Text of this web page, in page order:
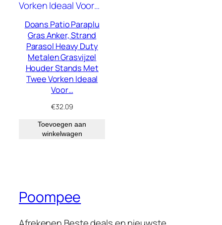
Doans Patio Paraplu
Gras Anker, Strand
Parasol Heavy Duty
Metalen Grasvijzel
Houder Stands Met
Twee Vorken Ideaal
Voor…
€32.09
Toevoegen aan
winkelwagen
Poompee